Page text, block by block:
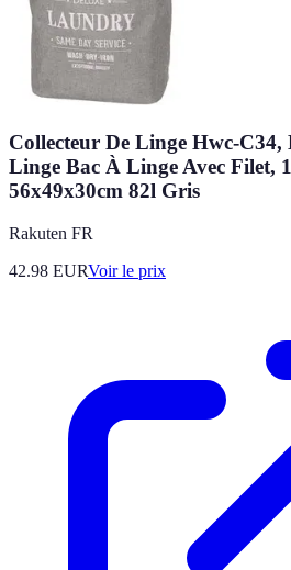
Collecteur De Linge Hwc-
Linge Bac À Linge Avec Filet,
56x49x30cm 82l Gris
Rakuten FR
42.98 EURVoir le prix